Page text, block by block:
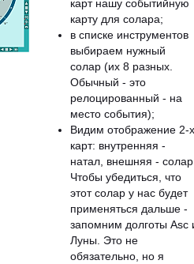
карт нашу событийную
карту для солара;
в списке инструментов
выбираем нужный
солар (их 8 разных.
Обычный - это
релоцированный - на
место события);
Видим отображение 2-х
карт: внутренняя -
натал, внешняя -
Чтобы убедиться, что
этот солар у нас будет
применяться дальше -
запомним долготы Asc
Луны. Это не
обязательно, но я